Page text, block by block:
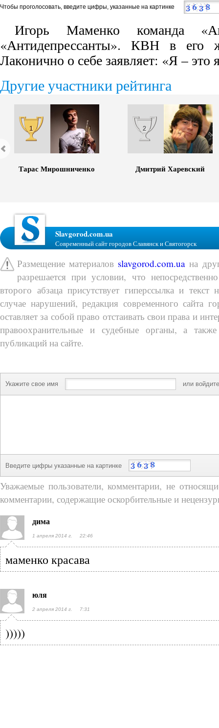
Чтобы проголосовать, введите цифры, указанные на картинке
Игорь Маменко команда
«Антидепрессанты». КВН в его
Лаконично о себе заявляет: «Я – это
Другие участники рейтинга
1
Тарас Мирошниченко
2
Дмитрий Харевский
Slavgorod.com.ua
Современный сайт городов Славянск и Святогорск
Размещение материалов slavgorod.com.ua на
разрешается при условии, что
второго абзаца присутствует гиперссылка и
случае нарушений, редакция современного сайта
оставляет за собой право отстаивать свои права и
правоохранительные и судебные органы, а
публикаций на сайте.
Укажите свое имя или
Введите цифры указанные на картинке
Уважаемые пользователи, комментарии, не
комментарии, содержащие оскорбительные и
дима
1 апреля 2014 г. 22:46
маменко красава
юля
2 апреля 2014 г. 7:31
)))))